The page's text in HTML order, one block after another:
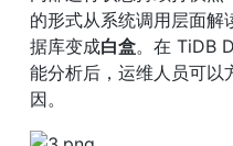
的形式从系统调用层面解
据库变成白盒。在 TiDB
能分析后，运维人员可以
因。